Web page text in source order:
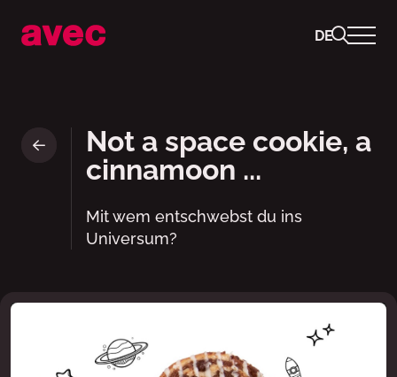
DE
Not a space cookie, a
cinnamoon ...
Mit wem entschwebst du ins
Universum?